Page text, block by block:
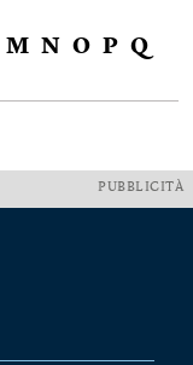
M N O P Q
PUBBLICITÀ